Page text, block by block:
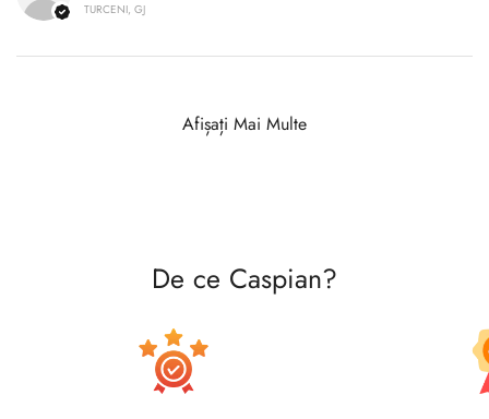
TURCENI, GJ
Afișați Mai Multe
De ce Caspian?